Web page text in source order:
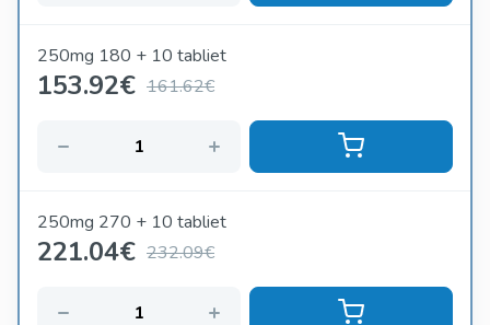
250mg 180 + 10 tabliet
153.92€ 161.62€
250mg 270 + 10 tabliet
221.04€ 232.09€